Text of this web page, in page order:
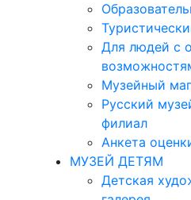
Для людей с
Музейный
Русский
филиал
Анкета
МУЗЕЙ ДЕТЯМ
Детская